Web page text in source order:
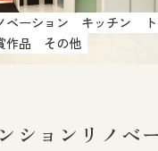
ベーション キッチン
作品
その他
ションリノベ